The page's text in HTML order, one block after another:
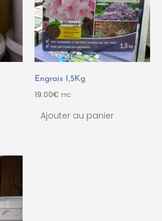
Engrais 1,5Kg
19.00€ TTC
Ajouter au panier